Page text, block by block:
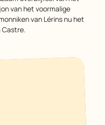
van het voormalige
van Lérins nu het
Castre.